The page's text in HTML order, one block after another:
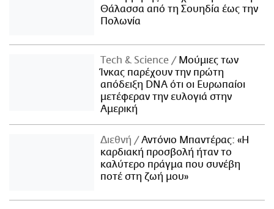
Θάλασσα από τη Σουηδία έως την
Πολωνία
Τech & Science
Μούμιες των
Ίνκας παρέχουν την πρώτη
απόδειξη DNA ότι οι Ευρωπαίοι
μετέφεραν την ευλογιά στην
Αμερική
Διεθνή
Αντόνιο Μπαντέρας: «Η
καρδιακή προσβολή ήταν το
καλύτερο πράγμα που συνέβη
ποτέ στη ζωή μου»